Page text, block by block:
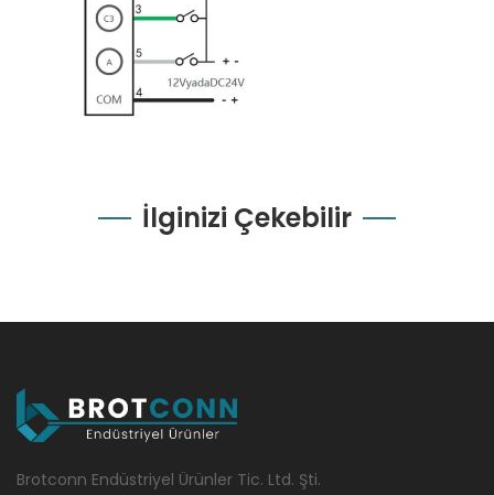
İlginizi Çekebilir
Brotconn Endüstriyel Ürünler Tic. Ltd. Şti.